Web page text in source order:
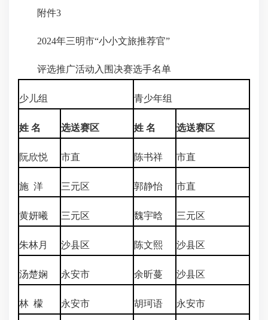
附件3
2024年三明市“小小文旅推荐官”
评选推广活动入围决赛选手名单
少儿组 青少年组
姓 名 选送赛区 姓 名 选送赛区
阮欣悦 市直 陈书祥 市直
施 洋 三元区 郭静怡 市直
黄妍曦 三元区 魏宇晗 三元区
朱林月 沙县区 陈文熙 沙县区
汤楚娴 永安市 余昕蔓 沙县区
林 檬 永安市 胡珂语 永安市